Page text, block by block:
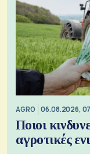
AGRO 06.08.2026,
Ποιοι
αγροτικές